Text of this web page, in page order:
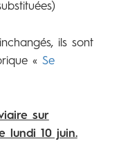
ils sont
« Se
sur
lundi 10 juin.